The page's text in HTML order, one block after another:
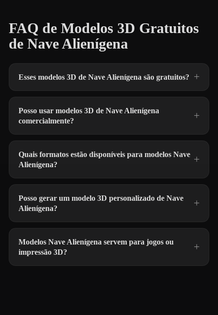
FAQ de Modelos 3D Gratuitos
de Nave Alienígena
Esses modelos 3D de Nave Alienígena são gratuitos?
Posso usar modelos 3D de Nave Alienígena
comercialmente?
Quais formatos estão disponíveis para modelos Nave
Alienígena?
Posso gerar um modelo 3D personalizado de Nave
Alienígena?
Modelos Nave Alienígena servem para jogos ou
impressão 3D?